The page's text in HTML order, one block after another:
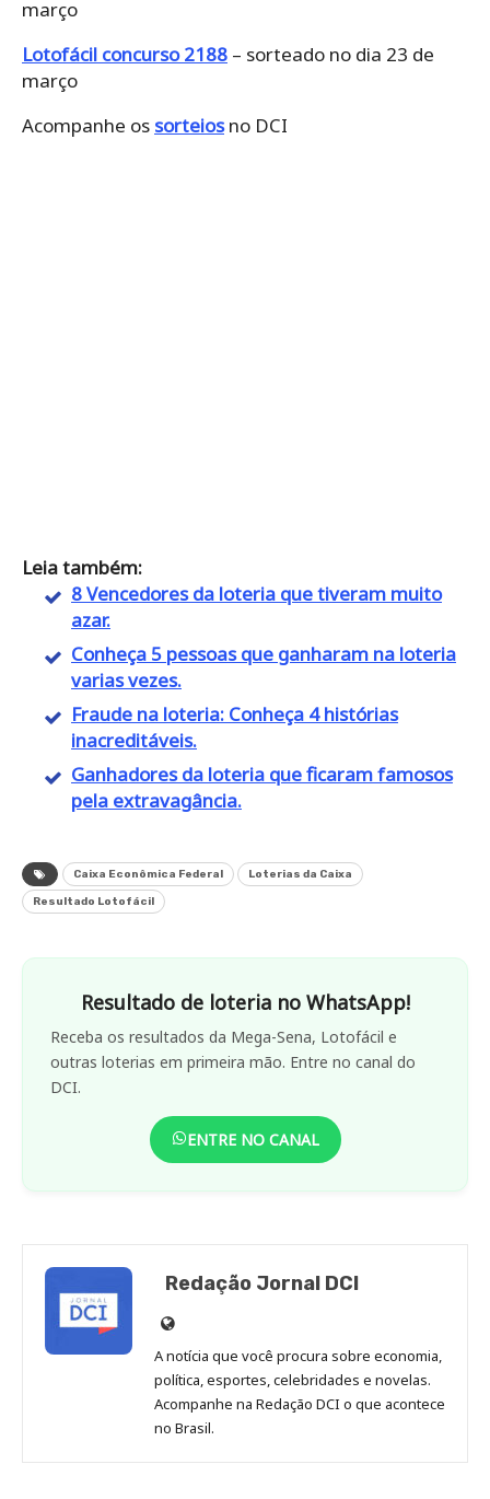
março
Lotofácil concurso 2188 – sorteado no dia 23 de
março
Acompanhe os sorteiosno DCI‌
Leia também:
8 Vencedores da loteria que tiveram muito
azar.
Conheça 5 pessoas que ganharam na loteria
varias vezes.
Fraude na loteria: Conheça 4 histórias
inacreditáveis.
Ganhadores da loteria que ficaram famosos
pela extravagância.
Caixa Econômica Federal Loterias da Caixa
Resultado Lotofácil
Resultado de loteria no WhatsApp!
Receba os resultados da Mega-Sena, Lotofácil e
outras loterias em primeira mão. Entre no canal do
DCI.
ENTRE NO CANAL
Redação Jornal DCI
Site
de
Redação
Jornal
DCI
A notícia que você procura sobre economia,
política, esportes, celebridades e novelas.
Acompanhe na Redação DCI o que acontece
no Brasil.